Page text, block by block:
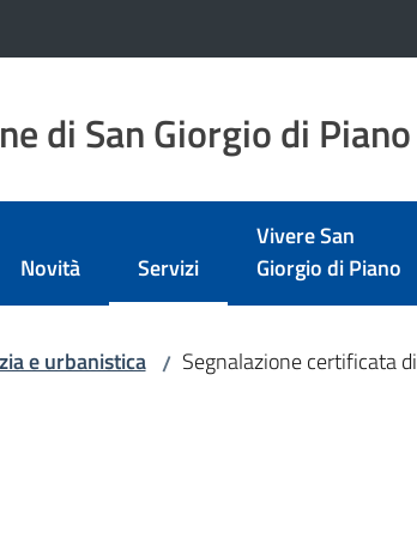
di San Giorgio di Piano
Novità Servizi
Menu selezionato
Vivere San
Giorgio di Piano
e urbanistica / Segnalazione certificata